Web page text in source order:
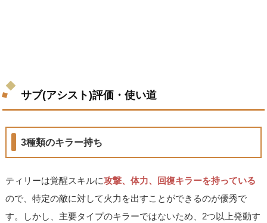
サブ(アシスト)評価・使い道
3種類のキラー持ち
ティリーは覚醒スキルに攻撃、体力、回復キラーを持っている
ので、特定の敵に対して火力を出すことができるのが優秀で
す。しかし、主要タイプのキラーではないため、2つ以上発動す